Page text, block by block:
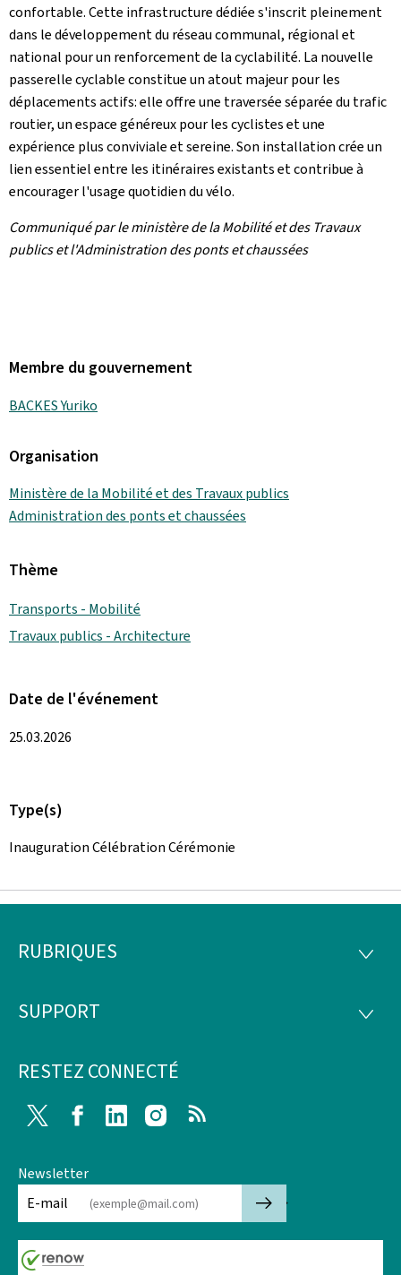
confortable. Cette infrastructure dédiée s'inscrit pleinement
dans le développement du réseau communal, régional et
national pour un renforcement de la cyclabilité. La nouvelle
passerelle cyclable constitue un atout majeur pour les
déplacements actifs: elle offre une traversée séparée du trafic
routier, un espace généreux pour les cyclistes et une
expérience plus conviviale et sereine. Son installation crée un
lien essentiel entre les itinéraires existants et contribue à
encourager l'usage quotidien du vélo.
Communiqué par le ministère de la Mobilité et des Travaux
publics et l'Administration des ponts et chaussées
Membre du gouvernement
BACKES Yuriko
Organisation
Ministère de la Mobilité et des Travaux publics
Administration des ponts et chaussées
Thème
Transports - Mobilité
Travaux publics - Architecture
Date de l'événement
25.03.2026
Type(s)
Inauguration Célébration Cérémonie
Pied
page
RUBRIQUES
SUPPORT
RESTEZ CONNECTÉ
Twitter FacebookLinkedIn Instagram
Newsletter
E-mail
🡒